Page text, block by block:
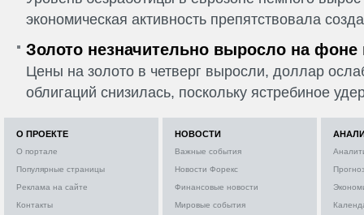
экономическая активность препятствовала
Золото незначительно выросло на фоне
Цены на золото в четверг выросли, доллар
облигаций снизилась, поскольку ястребиное
О ПРОЕКТЕ
О портале
Популярные страницы
Реклама на сайте
Контакты
НОВОСТИ
Важные события
Новости Форекс
Финансовые новости
Мировые события